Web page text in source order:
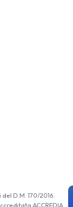
D.M. 170/2016.
ACCREDIA